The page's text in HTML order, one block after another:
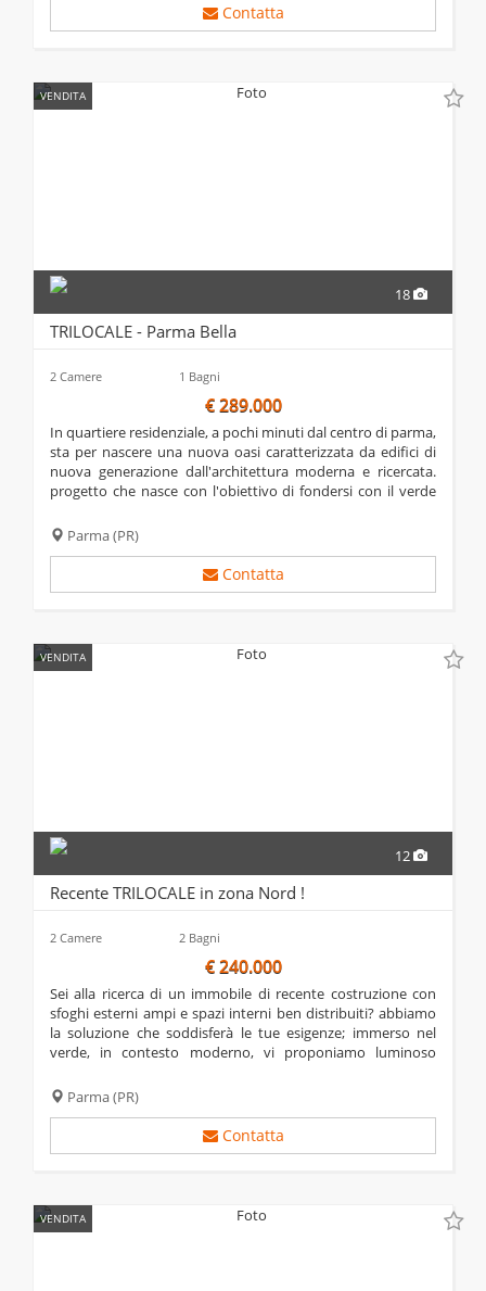
Contatta
VENDITA
18
TRILOCALE - Parma Bella
2 Camere 1 Bagni
€ 289.000
in quartiere residenziale, a pochi minuti dal centro di parma,
sta per nascere una nuova oasi caratterizzata da edifici di
nuova generazione dall'architettura moderna e ricercata.
progetto che nasce con l'obiettivo di fondersi con il verde
dal centro di parma,...
Parma(PR)
Contatta
VENDITA
12
Recente TRILOCALE in zona Nord !
2 Camere 2 Bagni
€ 240.000
sei alla ricerca di un immobile di recente costruzione con
sfoghi esterni ampi e spazi interni ben distribuiti? abbiamo
la soluzione che soddisferà le tue esigenze; immerso nel
verde, in contesto moderno, vi proponiamo luminoso
l'immobile gode di una spaziosa...
Parma(PR)
Contatta
VENDITA